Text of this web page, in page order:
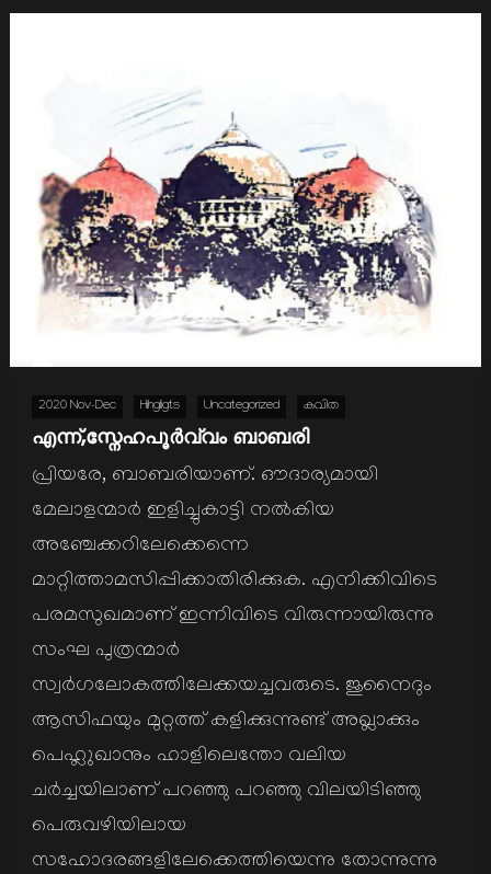
2020 Nov-Dec Hihgligts Uncategorized കവിത
എന്ന്,സ്നേഹപൂര്‍വ്വം ബാബരി
പ്രിയരേ, ബാബരിയാണ്. ഔദാര്യമായി
മേലാളന്മാര്‍ ഇളിച്ചുകാട്ടി നല്‍കിയ
അഞ്ചേക്കറിലേക്കെന്നെ
മാറ്റിത്താമസിപ്പിക്കാതിരിക്കുക. എനിക്കിവിടെ
പരമസുഖമാണ് ഇന്നിവിടെ വിരുന്നായിരുന്നു
സംഘ പുത്രന്മാര്‍
സ്വര്‍ഗലോകത്തിലേക്കയച്ചവരുടെ. ജുനൈദും
ആസിഫയും മുറ്റത്ത് കളിക്കുന്നുണ്ട് അഖ്ലാക്കും
പെഹ്ലുഖാനും ഹാളിലെന്തോ വലിയ
ചര്‍ച്ചയിലാണ് പറഞ്ഞു പറഞ്ഞു വിലയിടിഞ്ഞു
പെരുവഴിയിലായ
സഹോദരങ്ങളിലേക്കെത്തിയെന്നു തോന്നുന്നു